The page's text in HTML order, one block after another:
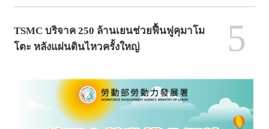
TSMC บริจาค 250 ล้านเยนช่วยฟื้นฟูคุมาโม
โตะ หลังแผ่นดินไหวครั้งใหญ่
5